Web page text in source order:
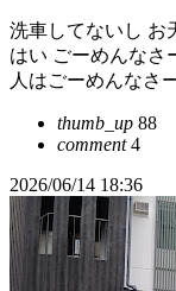
洗車してないし お
はい ごーめんなさ
人はごーめんなさ
thumb_up 88
comment4
2026/06/14 18:36